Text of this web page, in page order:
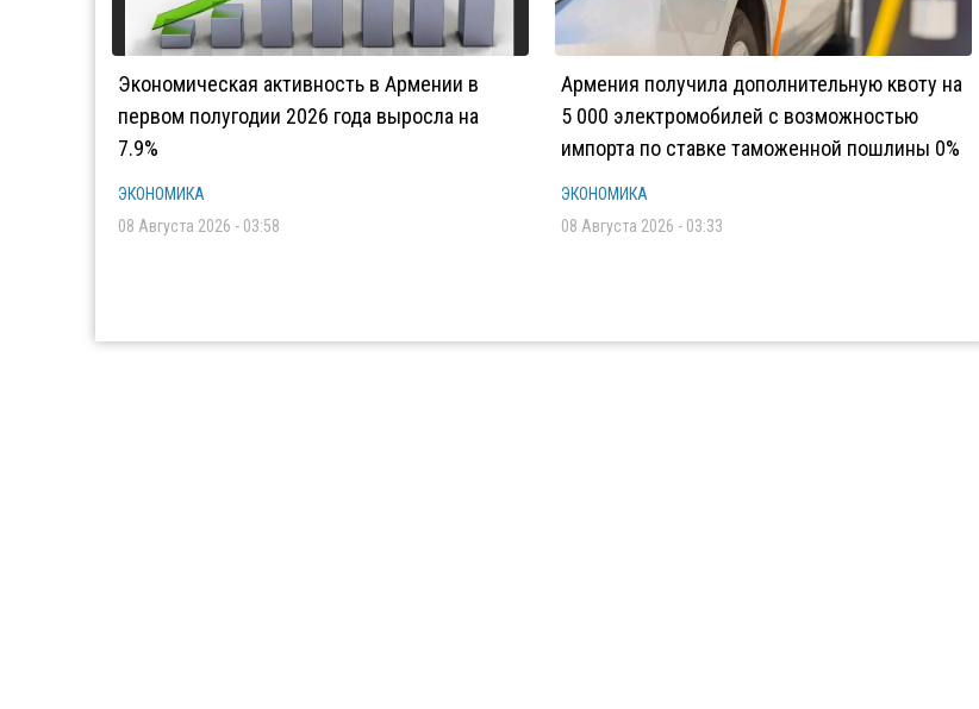
Экономическая активность в Армении в
первом полугодии 2026 года выросла на
7.9%
ЭКОНОМИКА
08 Августа 2026 - 03:58
Армения получила дополнительную квоту на
5 000 электромобилей с возможностью
импорта по ставке таможенной пошлины 0%
ЭКОНОМИКА
08 Августа 2026 - 03:33